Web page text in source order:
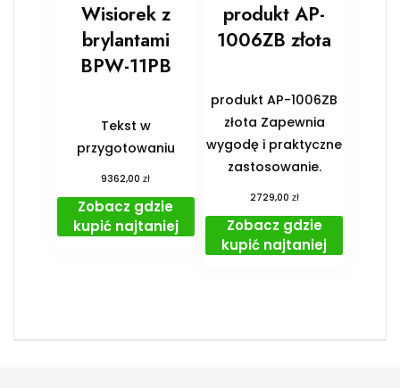
Wisiorek z
brylantami
BPW-11PB
Tekst w
przygotowaniu
9362,00zł
Zobacz gdzie
kupić najtaniej
produkt AP-
1006ZB złota
produkt AP-1006ZB
złota Zapewnia
wygodę i praktyczne
zastosowanie.
2729,00 zł
Zobacz gdzie
kupić najtaniej